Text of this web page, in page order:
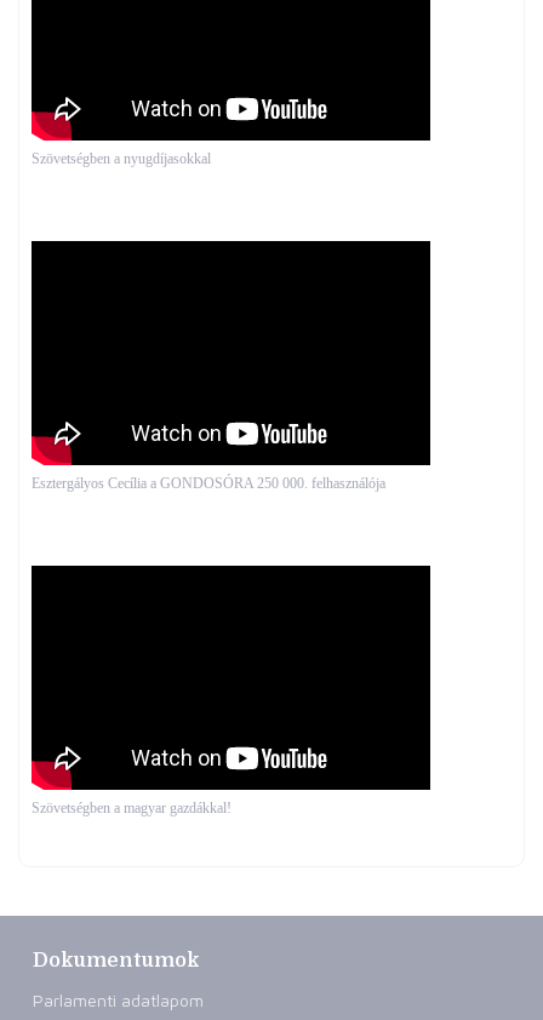
Szövetségben a nyugdíjasokkal
Esztergályos Cecília a GONDOSÓRA 250 000. felhasználója
Szövetségben a magyar gazdákkal!
Dokumentumok
Parlamenti adatlapom